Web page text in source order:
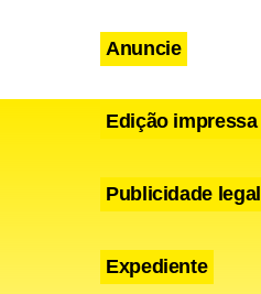
falar
Anuncie
Edição impressa
Publicidade legal
Expediente